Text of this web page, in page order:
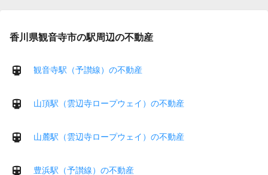
香川県観音寺市の駅周辺の不動産
観音寺駅（予讃線）の不動産
山頂駅（雲辺寺ロープウェイ）の不動産
山麓駅（雲辺寺ロープウェイ）の不動産
豊浜駅（予讃線）の不動産